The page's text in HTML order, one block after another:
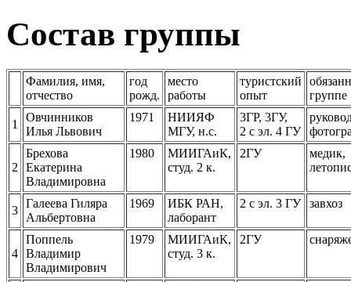
Состав группы
Фамилия, имя,
отчество
год
рожд.
место
работы
туристский
опыт
группе
1
Овчинников
Илья Львович
1971
НИИЯФ
МГУ, н.c.
3ГР, 3ГУ,
2 с эл. 4 ГУ
2
Брехова
Екатерина
Владимировна
1980
МИИГАиК,
студ. 2 к.
2ГУ
медик,
3
Галеева Гиляра
Альбертовна
1969
ИБК РАН,
лаборант
2 с эл. 3 ГУ завхоз
4
Поппель
Владимир
Владимирович
1979
МИИГАиК,
студ. 3 к.
2ГУ